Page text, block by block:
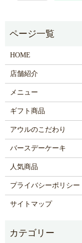
HOME
店舗紹介
メニュー
ギフト商品
アウルのこだわり
バースデーケーキ
人気商品
プライバシーポリシー
サイトマップ